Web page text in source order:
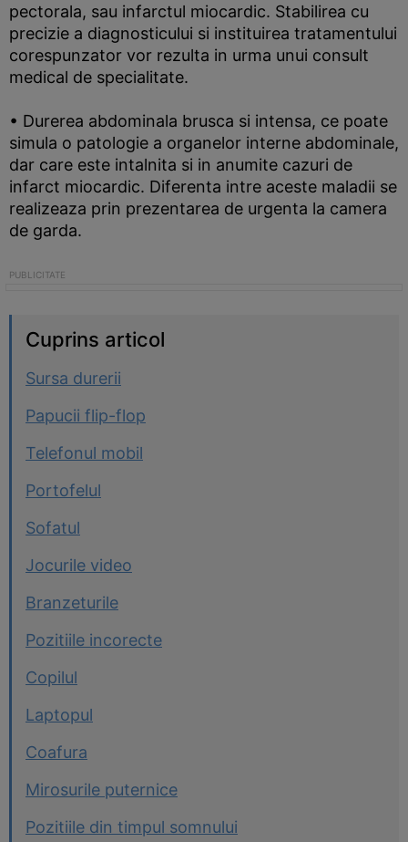
pectorala, sau infarctul miocardic. Stabilirea cu
precizie a diagnosticului si instituirea tratamentului
corespunzator vor rezulta in urma unui consult
medical de specialitate.
• Durerea abdominala brusca si intensa, ce poate
simula o patologie a organelor interne abdominale,
dar care este intalnita si in anumite cazuri de
infarct miocardic. Diferenta intre aceste maladii se
realizeaza prin prezentarea de urgenta la camera
de garda.
Cuprins articol
Sursa durerii
Papucii flip-flop
Telefonul mobil
Portofelul
Sofatul
Jocurile video
Branzeturile
Pozitiile incorecte
Copilul
Laptopul
Coafura
Mirosurile puternice
Pozitiile din timpul somnului